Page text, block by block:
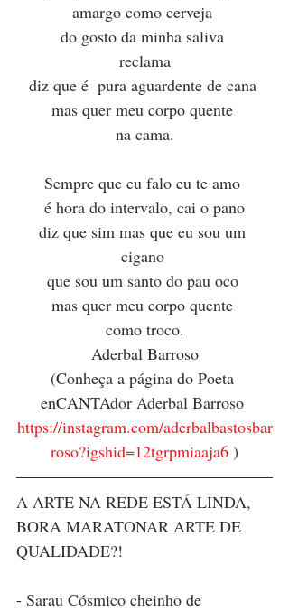
amargo como cerveja
do gosto da minha saliva
reclama
diz que é  pura aguardente de cana
mas quer meu corpo quente
na cama.
Sempre que eu falo eu te amo
é hora do intervalo, cai o pano
diz que sim mas que eu sou um
cigano
que sou um santo do pau oco
mas quer meu corpo quente
como troco.
Aderbal Barroso
(Conheça a página do Poeta
enCANTAdor Aderbal Barroso
https://instagram.com/aderbalbastosbar
roso?igshid=12tgrpmiaaja6 )
A ARTE NA REDE ESTÁ LINDA,
BORA MARATONAR ARTE DE
QUALIDADE?!
- Sarau Cósmico cheinho de